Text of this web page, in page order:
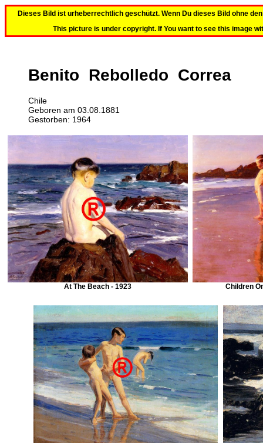
Dieses Bild ist urheberrechtlich geschützt. Wenn Du dieses Bild ohne
This picture is under copyright. If You want to see this image
Benito Rebolledo Correa
Chile
Geboren am 03.08.1881
Gestorben: 1964
At The Beach - 1923 Children